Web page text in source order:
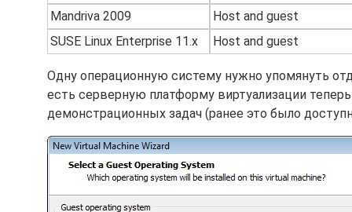
Mandriva 2009
Host and guest
SUSE Linux Enterprise 11.x
Host and guest
Одну операционную систему нужно упомянуть
есть серверную платформу виртуализации
демонстрационных задач (ранее это было